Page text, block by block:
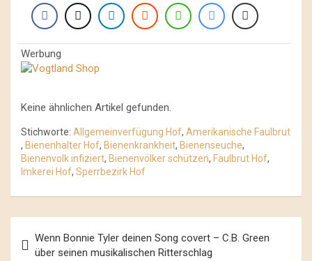
Werbung
Keine ähnlichen Artikel gefunden.
Stichworte: Allgemeinverfügung Hof, Amerikanische Faulbrut
, Bienenhalter Hof, Bienenkrankheit, Bienenseuche,
Bienenvolk infiziert, Bienenvölker schützen, Faulbrut Hof,
Imkerei Hof, Sperrbezirk Hof
Navigation
Wenn Bonnie Tyler deinen Song covert – C.B. Green
über seinen musikalischen Ritterschlag